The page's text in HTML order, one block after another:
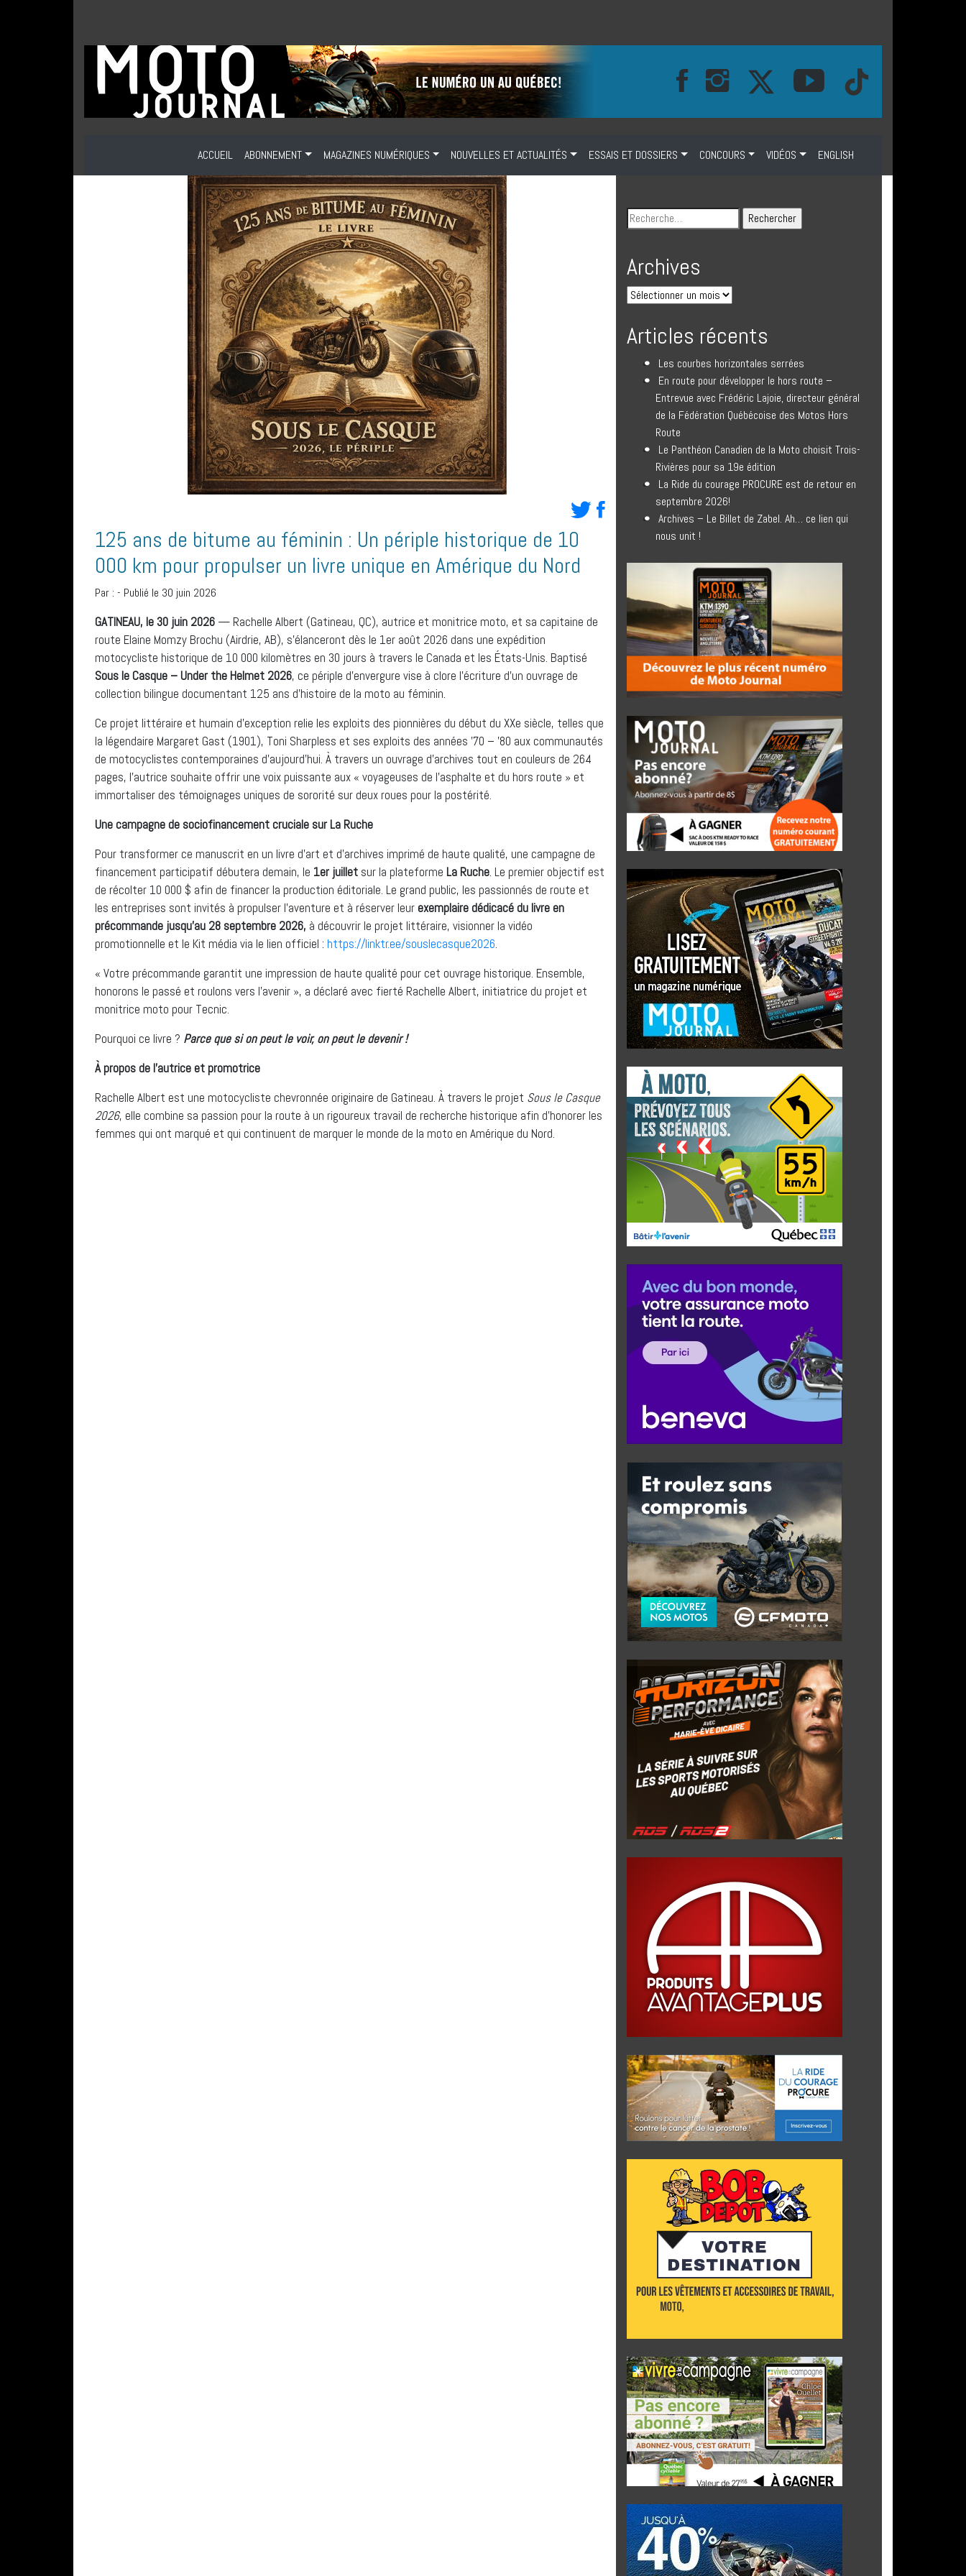
ACCUEIL ABONNEMENT MAGAZINES NUMÉRIQUES NOUVELLES ET ACTUALITÉS ESSAIS ET DOSSIERS CONCOURS VIDÉOS ENGLISH
125 ans de bitume au féminin : Un périple historique de 10
000 km pour propulser un livre unique en Amérique du Nord
Par : - Publié le 30 juin 2026
GATINEAU, le 30 juin 2026 — Rachelle Albert (Gatineau, QC), autrice et monitrice moto, et sa capitaine de
route Elaine Momzy Brochu (Airdrie, AB), s’élanceront dès le 1er août 2026 dans une expédition
motocycliste historique de 10 000 kilomètres en 30 jours à travers le Canada et les États-Unis. Baptisé
Sous le Casque – Under the Helmet 2026, ce périple d’envergure vise à clore l’écriture d’un ouvrage de
collection bilingue documentant 125 ans d’histoire de la moto au féminin.
Ce projet littéraire et humain d’exception relie les exploits des pionnières du début du XXe siècle, telles que
la légendaire Margaret Gast (1901), Toni Sharpless et ses exploits des années ’70 – ’80 aux communautés
de motocyclistes contemporaines d’aujourd’hui. À travers un ouvrage d’archives tout en couleurs de 264
pages, l’autrice souhaite offrir une voix puissante aux « voyageuses de l’asphalte et du hors route » et
immortaliser des témoignages uniques de sororité sur deux roues pour la postérité.
Une campagne de sociofinancement cruciale sur La Ruche
Pour transformer ce manuscrit en un livre d’art et d’archives imprimé de haute qualité, une campagne de
financement participatif débutera demain, le 1er juillet sur la plateforme La Ruche. Le premier objectif est
de récolter 10 000 $ afin de financer la production éditoriale. Le grand public, les passionnés de route et
les entreprises sont invités à propulser l’aventure et à réserver leur exemplaire dédicacé du livre en
précommande jusqu’au 28 septembre 2026, à découvrir le projet littéraire, visionner la vidéo
promotionnelle et le Kit média via le lien officiel : https://linktr.ee/souslecasque2026.
« Votre précommande garantit une impression de haute qualité pour cet ouvrage historique. Ensemble,
honorons le passé et roulons vers l’avenir », a déclaré avec fierté Rachelle Albert, initiatrice du projet et
monitrice moto pour Tecnic.
Pourquoi ce livre ? Parce que si on peut le voir, on peut le devenir !
À propos de l’autrice et promotrice
Rachelle Albert est une motocycliste chevronnée originaire de Gatineau. À travers le projet Sous le Casque
2026, elle combine sa passion pour la route à un rigoureux travail de recherche historique afin d’honorer les
femmes qui ont marqué et qui continuent de marquer le monde de la moto en Amérique du Nord.
Archives
Articles récents
Les courbes horizontales serrées
En route pour développer le hors route –
Entrevue avec Frédéric Lajoie, directeur général
de la Fédération Québécoise des Motos Hors
Route
Le Panthéon Canadien de la Moto choisit Trois-
Rivières pour sa 19e édition
La Ride du courage PROCURE est de retour en
septembre 2026!
Archives – Le Billet de Zabel. Ah… ce lien qui
nous unit !